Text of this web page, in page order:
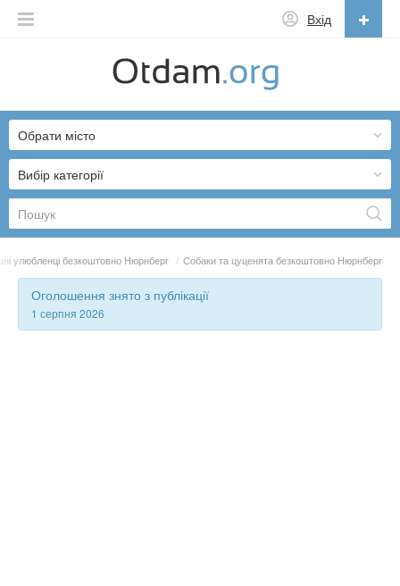
Вхід
English
Русский
Українська
Вибір категорії
Обрати місто
улюбленці безкоштовно Нюрнберг / Собаки та цуценята безкоштовно Нюрнберг
Оголошення знято з публікації
1 серпня 2026